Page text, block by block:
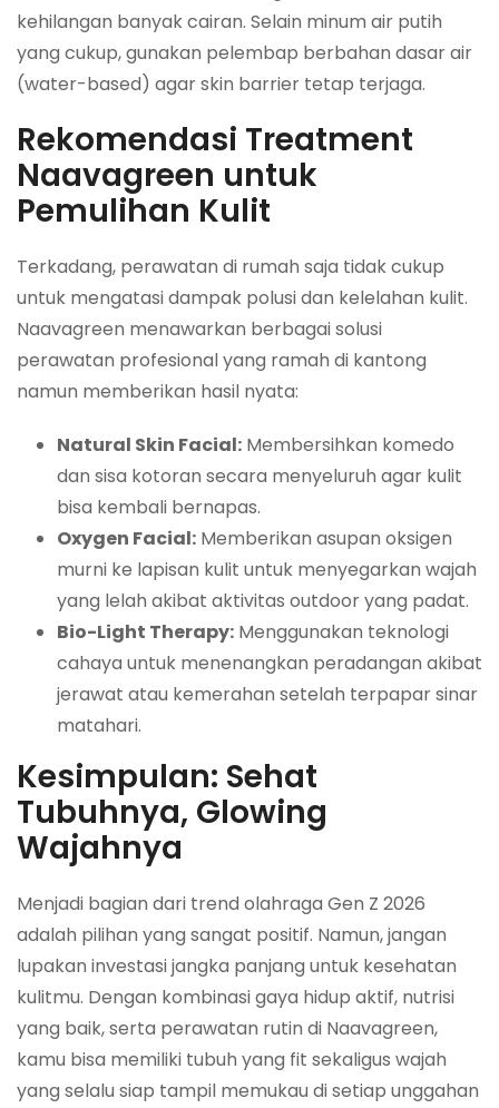
kehilangan banyak cairan. Selain minum air putih
yang cukup, gunakan pelembap berbahan dasar air
(water-based) agar skin barrier tetap terjaga.
Rekomendasi Treatment
Naavagreen untuk
Pemulihan Kulit
Terkadang, perawatan di rumah saja tidak cukup
untuk mengatasi dampak polusi dan kelelahan kulit.
Naavagreen menawarkan berbagai solusi
perawatan profesional yang ramah di kantong
namun memberikan hasil nyata:
Natural Skin Facial: Membersihkan komedo
dan sisa kotoran secara menyeluruh agar kulit
bisa kembali bernapas.
Oxygen Facial: Memberikan asupan oksigen
murni ke lapisan kulit untuk menyegarkan wajah
yang lelah akibat aktivitas outdoor yang padat.
Bio-Light Therapy: Menggunakan teknologi
cahaya untuk menenangkan peradangan akibat
jerawat atau kemerahan setelah terpapar sinar
matahari.
Kesimpulan: Sehat
Tubuhnya, Glowing
Wajahnya
Menjadi bagian dari trend olahraga Gen Z 2026
adalah pilihan yang sangat positif. Namun, jangan
lupakan investasi jangka panjang untuk kesehatan
kulitmu. Dengan kombinasi gaya hidup aktif, nutrisi
yang baik, serta perawatan rutin di Naavagreen,
kamu bisa memiliki tubuh yang fit sekaligus wajah
yang selalu siap tampil memukau di setiap unggahan